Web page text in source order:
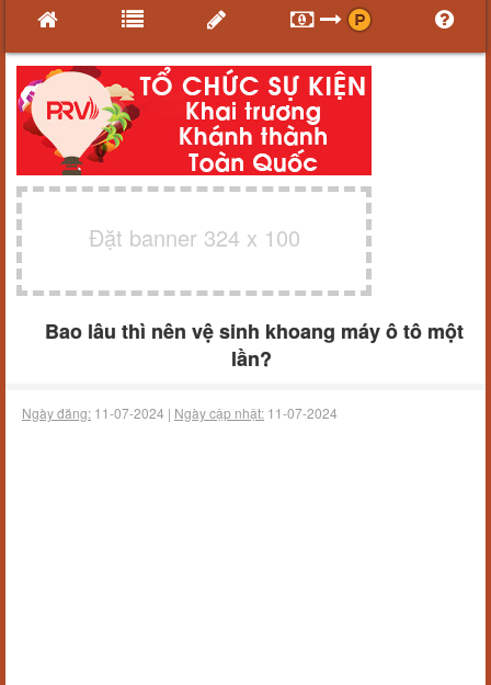
Đặt banner 324 x 100
Bao lâu thì nên vệ sinh khoang máy ô tô một
lần?
Ngày đăng: 11-07-2024 | Ngày cập nhật: 11-07-2024